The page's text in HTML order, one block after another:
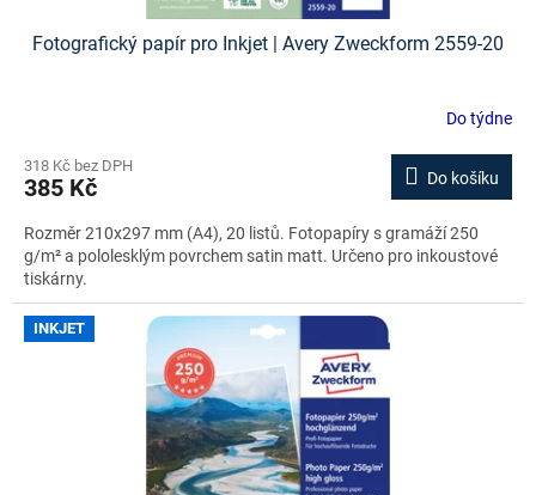
Fotografický papír pro Inkjet | Avery Zweckform 2559-20
Do týdne
318 Kč bez DPH
385 Kč Do košíku
Rozměr 210x297 mm (A4), 20 listů. Fotopapíry s gramáží 250
g/m² a pololesklým povrchem satin matt. Určeno pro inkoustové
tiskárny.
INKJET